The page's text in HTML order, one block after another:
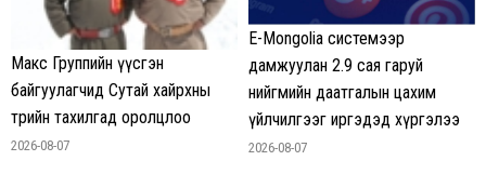
Макс Группийн үүсгэн
байгуулагчид Сутай хайрхны
төрийн тахилгад оролцлоо
2026-08-07
E-Mongolia системээр
дамжуулан 2.9 сая гаруй
нийгмийн даатгалын цахим
үйлчилгээг иргэдэд хүргэлээ
2026-08-07